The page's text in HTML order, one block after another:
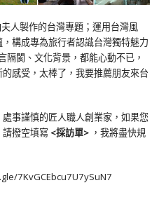
夫人製作的台灣專題；運用台灣風
構成專為旅行者認識台灣獨特魅力
隔閡、文化背景，都能心動不已，
感受，太棒了，我要推薦朋友來台
事謹慎的匠人職人創業家，如果您
撥空填寫 <採訪單> ，我將盡快規
7KvGCEbcu7U7ySuN7